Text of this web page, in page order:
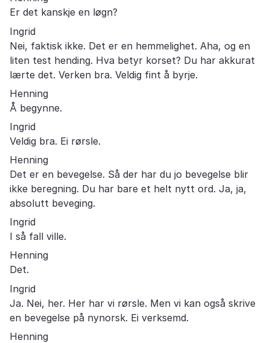
Er det kanskje en løgn?
Ingrid
Nei, faktisk ikke. Det er en hemmelighet. Aha, og en
liten test hending. Hva betyr korset? Du har akkurat
lærte det. Verken bra. Veldig fint å byrje.
Henning
Å begynne.
Ingrid
Veldig bra. Ei rørsle.
Henning
Det er en bevegelse. Så der har du jo bevegelse blir
ikke beregning. Du har bare et helt nytt ord. Ja, ja,
absolutt beveging.
Ingrid
I så fall ville.
Henning
Det.
Ingrid
Ja. Nei, her. Her har vi rørsle. Men vi kan også skrive
en bevegelse på nynorsk. Ei verksemd.
Henning